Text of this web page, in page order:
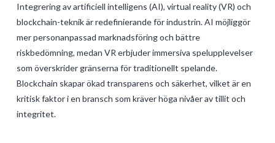
Integrering av artificiell intelligens (AI), virtual reality (VR) och
blockchain-teknik är redefinierande för industrin. AI möjliggör
mer personanpassad marknadsföring och bättre
riskbedömning, medan VR erbjuder immersiva spelupplevelser
som överskrider gränserna för traditionellt spelande.
Blockchain skapar ökad transparens och säkerhet, vilket är en
kritisk faktor i en bransch som kräver höga nivåer av tillit och
integritet.